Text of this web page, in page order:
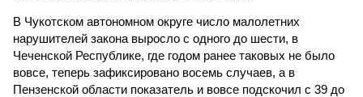
В Чукотском автономном округе число малолетних
нарушителей закона выросло с одного до шести, в
Чеченской Республике, где годом ранее таковых не было
вовсе, теперь зафиксировано восемь случаев, а в
Пензенской области показатель и вовсе подскочил с 39 до